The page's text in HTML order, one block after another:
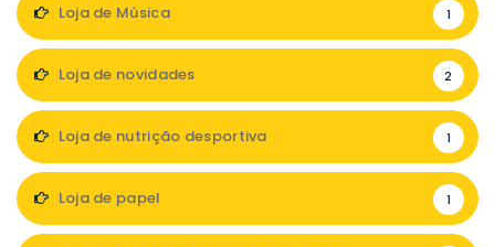
Loja de Música 1
Loja de novidades 2
Loja de nutrição desportiva 1
Loja de papel 1